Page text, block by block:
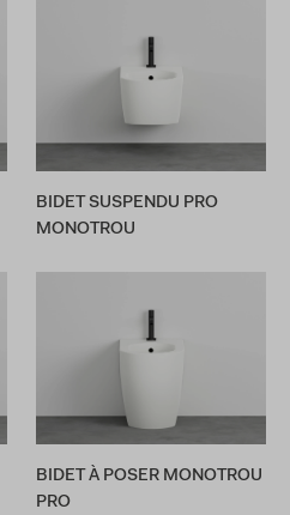
BIDET SUSPENDU PRO
MONOTROU
BIDET À POSER MONOTROU
PRO